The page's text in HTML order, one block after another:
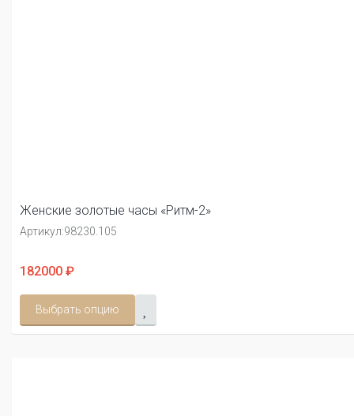
Женские золотые часы «Ритм-2»
Артикул:98230.105
182000 ₽
Выбрать опцию